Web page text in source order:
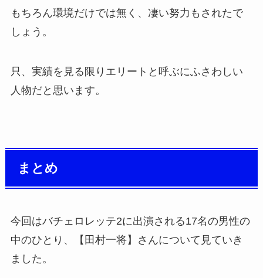
もちろん環境だけでは無く、凄い努力もされたで
しょう。
只、実績を見る限りエリートと呼ぶにふさわしい
人物だと思います。
まとめ
今回はバチェロレッテ2に出演される17名の男性の
中のひとり、【田村一将】さんについて見ていき
ました。